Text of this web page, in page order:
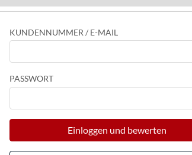
KUNDENNUMMER / E-MAIL
PASSWORT
Einloggen und bewerten